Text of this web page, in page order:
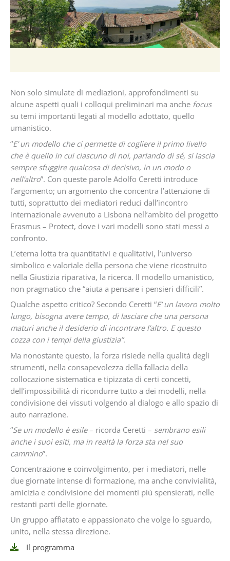
Non solo simulate di mediazioni, approfondimenti su
alcune aspetti quali i colloqui preliminari ma anche focus
su temi importanti legati al modello adottato, quello
umanistico.
“E’ un modello che ci permette di cogliere il primo livello
che è quello in cui ciascuno di noi, parlando di sé, si lascia
sempre sfuggire qualcosa di decisivo, in un modo o
nell’altro”. Con queste parole Adolfo Ceretti introduce
l’argomento; un argomento che concentra l’attenzione di
tutti, soprattutto dei mediatori reduci dall’incontro
internazionale avvenuto a Lisbona nell’ambito del progetto
Erasmus – Protect, dove i vari modelli sono stati messi a
confronto.
L’eterna lotta tra quantitativi e qualitativi, l’universo
simbolico e valoriale della persona che viene ricostruito
nella Giustizia riparativa, la ricerca. Il modello umanistico,
non pragmatico che “aiuta a pensare i pensieri difficili”.
Qualche aspetto critico? Secondo Ceretti “E’ un lavoro molto
lungo, bisogna avere tempo, di lasciare che una persona
maturi anche il desiderio di incontrare l’altro. E questo
cozza con i tempi della giustizia”.
Ma nonostante questo, la forza risiede nella qualità degli
strumenti, nella consapevolezza della fallacia della
collocazione sistematica e tipizzata di certi concetti,
dell’impossibilità di ricondurre tutto a dei modelli, nella
condivisione dei vissuti volgendo al dialogo e allo spazio di
auto narrazione.
“Se un modello è esile– ricorda Ceretti – sembrano esili
anche i suoi esiti, ma in realtà la forza sta nel suo
cammino”.
Concentrazione e coinvolgimento, per i mediatori, nelle
due giornate intense di formazione, ma anche convivialità,
amicizia e condivisione dei momenti più spensierati, nelle
restanti parti delle giornate.
Un gruppo affiatato e appassionato che volge lo sguardo,
unito, nella stessa direzione.
Il programma